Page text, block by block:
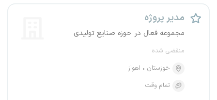
مدیر پروژه
مجموعه فعال در حوزه صنایع تولیدی
منقضی شده
خوزستان
اهواز
تمام وقت